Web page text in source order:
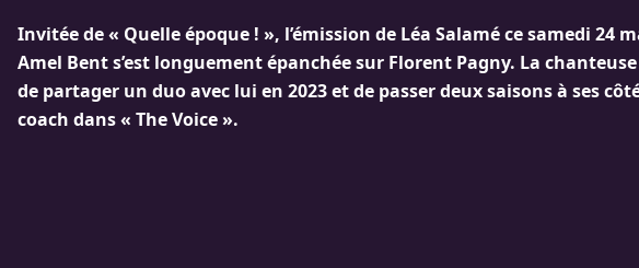
Invitée de « Quelle époque ! », l’émission de Léa Salamé ce samedi 24
Amel Bent s’est longuement épanchée sur Florent Pagny. La chanteuse
de partager un duo avec lui en 2023 et de passer deux saisons à ses
coach dans « The Voice ».